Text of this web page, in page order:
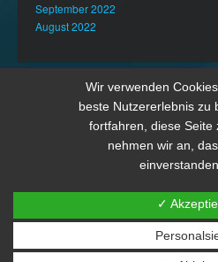
September 2022
August 2022
Wir verwenden
beste Nutzererlebnis zu
fortfahren, diese Seite
nehmen wir an,
✓